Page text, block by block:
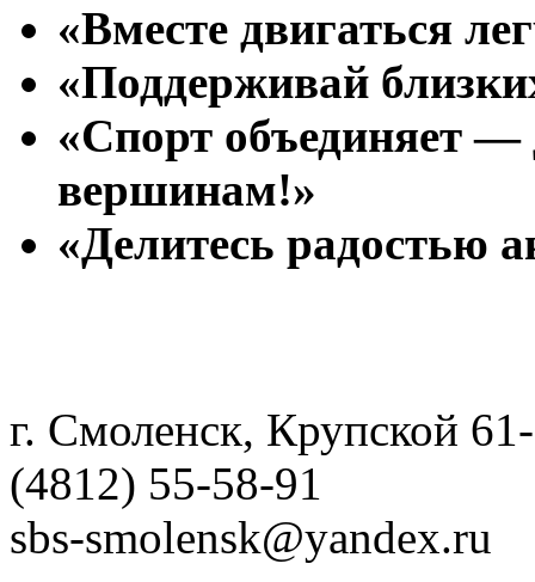
«Вместе двигаться
«Поддерживай
«Спорт объединяет —
вершинам!»
«Делитесь радостью
г. Смоленск, Крупской
(4812) 55-58-91
sbs-smolensk@yandex.ru